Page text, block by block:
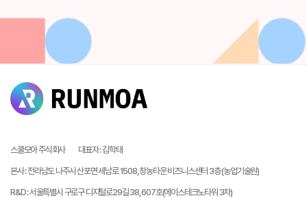
스쿨모아 주식회사 대표자:김학태
본사:전라남도 나주시 산포면 세남로 1508, 창농타운 비즈니스센터 3층 (농업기술원)
R&D:서울특별시 구로구 디지털로29길 38, 607호(에이스테크노타워 3차)